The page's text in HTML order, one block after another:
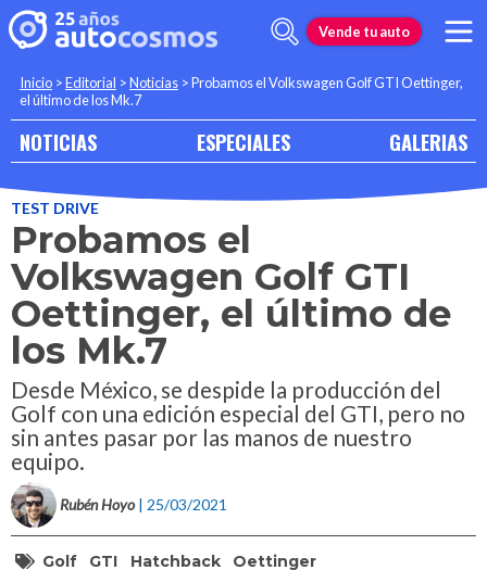
Vende tu auto
Inicio >Editorial >Noticias >Probamos el Volkswagen Golf GTI Oettinger,
el último de los Mk.7
NOTICIAS ESPECIALES GALERIAS
TEST DRIVE
Probamos el
Volkswagen Golf GTI
Oettinger, el último de
los Mk.7
Desde México, se despide la producción del
Golf con una edición especial del GTI, pero no
sin antes pasar por las manos de nuestro
equipo.
Rubén Hoyo | 25/03/2021
Golf GTI Hatchback
Oettinger